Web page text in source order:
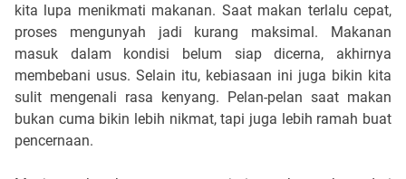
kita lupa menikmati makanan. Saat makan terlalu cepat,
proses mengunyah jadi kurang maksimal. Makanan
masuk dalam kondisi belum siap dicerna, akhirnya
membebani usus. Selain itu, kebiasaan ini juga bikin kita
sulit mengenali rasa kenyang. Pelan-pelan saat makan
bukan cuma bikin lebih nikmat, tapi juga lebih ramah buat
pencernaan.